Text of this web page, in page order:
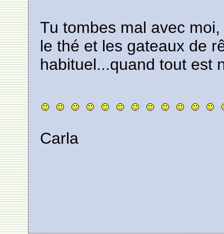
Tu tombes mal avec
le thé et les gateaux de
habituel...quand tout est
Carla